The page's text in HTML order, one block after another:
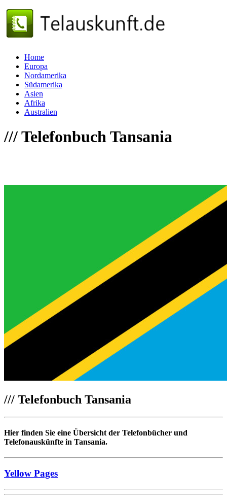
Home
Europa
Nordamerika
Südamerika
Asien
Afrika
Australien
///Telefonbuch Tansania
/// Telefonbuch Tansania
Hier finden Sie eine Übersicht der Telefonbücher und
Telefonauskünfte in Tansania.
Yellow Pages